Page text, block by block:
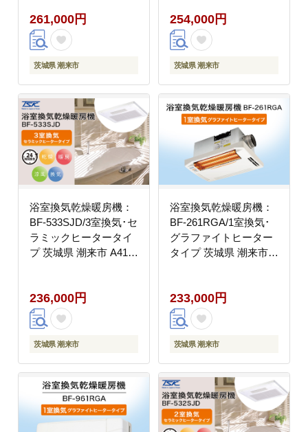
モ べにはるか 干し芋
干芋 野菜 やさい デザ
ート スイーツ おやつ
ギフト 贈答 プレゼント
261,000円
茨城県 潮来市
べにはるか 干し芋 干芋
野菜 やさい デザート
スイーツ おやつ ギフト
贈答 プレゼント
254,000円
茨城県 潮来市
浴室換気乾燥暖房機：
BF-533SJD/3室換気･セ
ラミックヒータータイ
プ 茨城県 潮来市 A41-
236,000円
茨城県 潮来市
浴室換気乾燥暖房機：
BF-261RGA/1室換気･
グラファイトヒーター
タイプ 茨城県 潮来市
233,000円
茨城県 潮来市